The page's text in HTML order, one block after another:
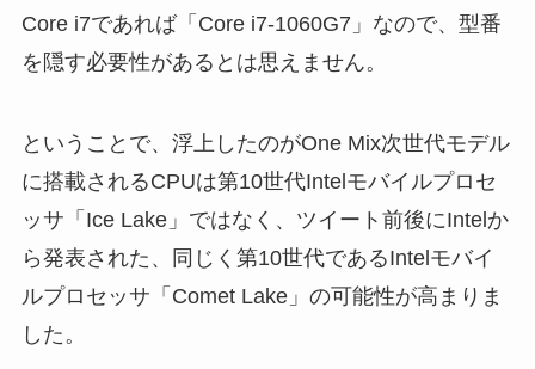
Core i7であれば「Core i7-1060G7」なので、型番
を隠す必要性があるとは思えません。
ということで、浮上したのがOne Mix次世代モデル
に搭載されるCPUは第10世代Intelモバイルプロセ
ッサ「Ice Lake」ではなく、ツイート前後にIntelか
ら発表された、同じく第10世代であるIntelモバイ
ルプロセッサ「Comet Lake」の可能性が高まりま
した。